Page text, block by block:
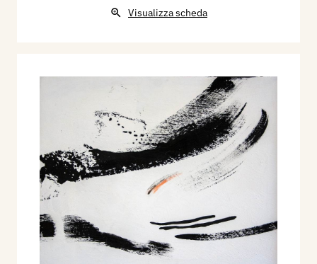
Visualizza scheda